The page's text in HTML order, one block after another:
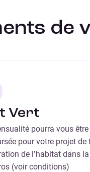
de
Vert
pourra vous être
pour votre projet de
de l’habitat dans
(voir conditions)